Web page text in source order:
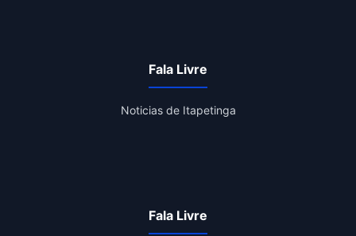
Fala Livre
Noticias de Itapetinga
Fala Livre